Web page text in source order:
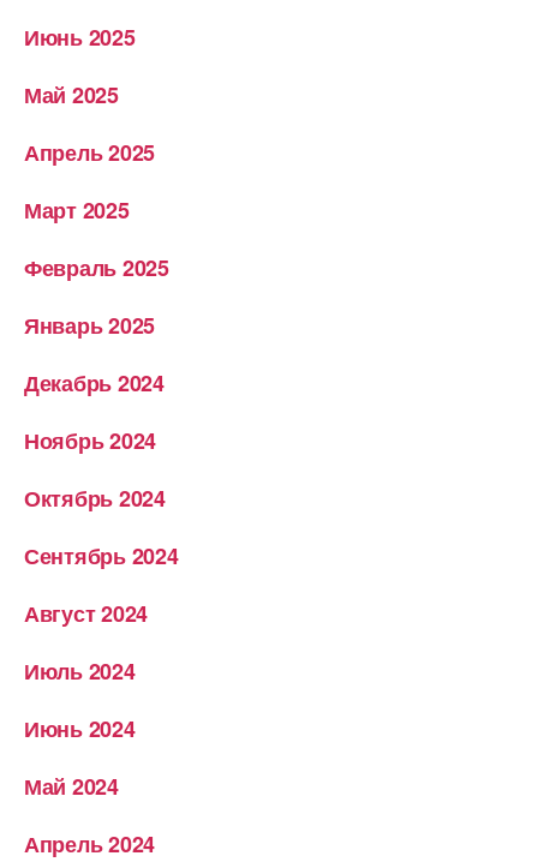
Июнь 2025
Май 2025
Апрель 2025
Март 2025
Февраль 2025
Январь 2025
Декабрь 2024
Ноябрь 2024
Октябрь 2024
Сентябрь 2024
Август 2024
Июль 2024
Июнь 2024
Май 2024
Апрель 2024